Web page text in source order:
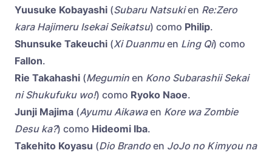
Yuusuke Kobayashi (Subaru Natsukien Re:Zero
kara Hajimeru Isekai Seikatsu) como Philip.
Shunsuke Takeuchi (Xi Duanmuen Ling Qi) como
Fallon.
Rie Takahashi (Megumin en Kono Subarashii Sekai
ni Shukufuku wo!) como Ryoko Naoe.
Junji Majima (Ayumu Aikawaen Kore wa Zombie
Desu ka?) como Hideomi Iba.
Takehito Koyasu (Dio Brando en JoJo no Kimyou na